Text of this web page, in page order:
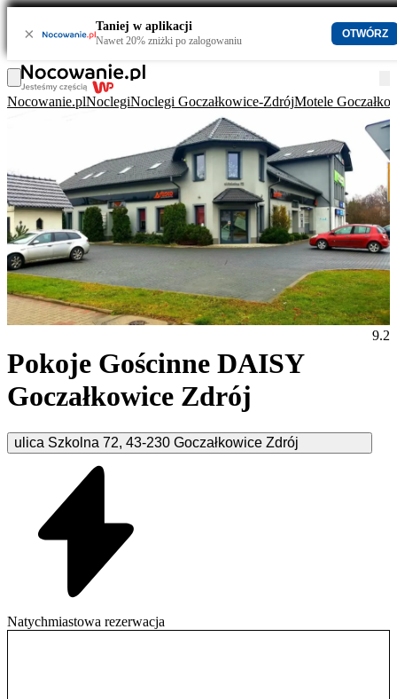
× Taniej w aplikacji
Nawet 20% zniżki po zalogowaniu
OTWÓRZ
Nocowanie.plNoclegiNoclegi Goczałkowice-ZdrójMotele
Pokoje Gościnne DAISY
Goczałkowice Zdrój
ulica Szkolna 72, 43-230 Goczałkowice Zdrój
9.2
Natychmiastowa rezerwacja